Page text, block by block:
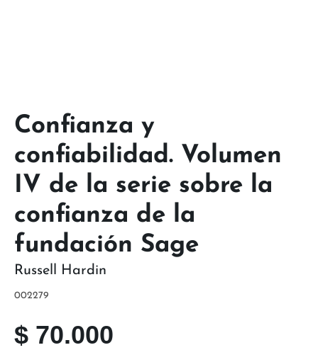
$ 70.000
002279
Russell Hardin
Confianza y
confiabilidad. Volumen
IV de la serie sobre la
confianza de la
fundación Sage